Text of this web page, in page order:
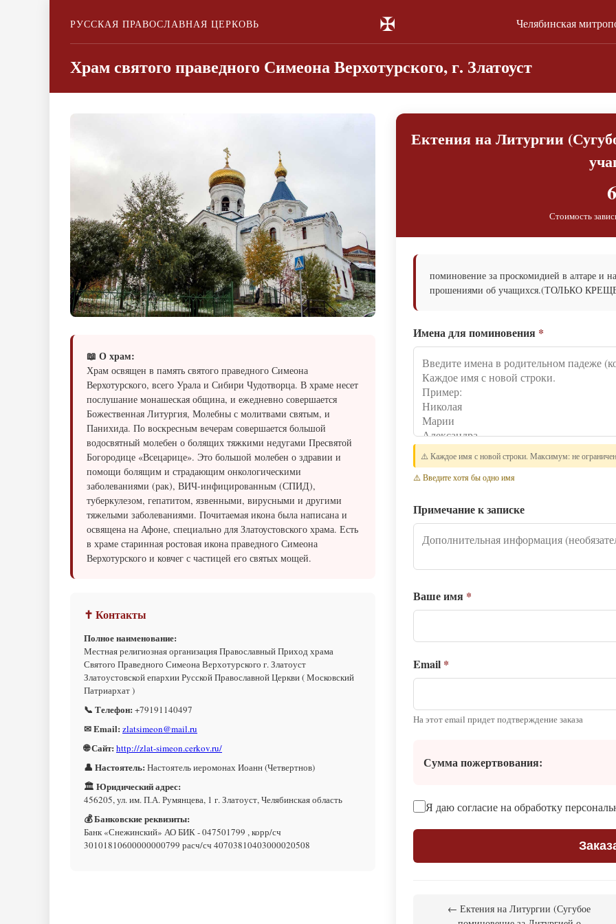
РУССКАЯ ПРАВОСЛАВНАЯ ЦЕРКОВЬ ✠ Челябинская
Храм святого праведного Симеона Верхотурского, г. Златоуст
📖 О храм:
Храм освящен в память святого праведного Симеона
Верхотурского, всего Урала и Сибири Чудотворца. В храме несет
послушание монашеская община, и ежедневно совершается
Божественная Литургия, Молебны с молитвами святым, и
Панихида. По воскресным вечерам совершается большой
водосвятный молебен о болящих тяжкими недугами Пресвятой
Богородице «Всецарице». Это большой молебен о здравии и
помощи болящим и страдающим онкологическими
заболеваниями (рак), ВИЧ-инфицированным (СПИД),
туберкулезом, гепатитом, язвенными, вирусными и другими
тяжелыми заболеваниями. Почитаемая икона была написана и
освящена на Афоне, специально для Златоустовского храма. Есть
в храме старинная ростовая икона праведного Симеона
Верхотурского и ковчег с частицей его святых мощей.
✝ Контакты
Полное наименование:
Местная религиозная организация Православный Приход храма
Святого Праведного Симеона Верхотурского г. Златоуст
Златоустовской епархии Русской Православной Церкви ( Московский
Патриархат )
📞 Телефон: +79191140497
✉ Email: zlatsimeon@mail.ru
🌐 Сайт: http://zlat-simeon.cerkov.ru/
👤 Настоятель: Настоятель иеромонах Иоанн (Четвертнов)
🏛 Юридический адрес:
456205, ул. им. П.А. Румянцева, 1 г. Златоуст, Челябинская область
💰 Банковские реквизиты:
Банк «Снежинский» АО БИК - 047501799 , корр/сч
30101810600000000799 расч/сч 40703810403000020508
Ектения на Литургии
Стоимость
поминовение за проскомидией в алтаре и
прошениями об учащихся.(ТОЛЬКО
Имена для поминовения *
⚠️ Каждое имя с новой строки. Максимум: не
⚠️ Введите хотя бы одно имя
Примечание к записке
Ваше имя *
Email *
На этот email придет подтверждение заказа
Сумма пожертвования:
Я даю согласие на обработку
← Ектения на Литургии (Сугубое